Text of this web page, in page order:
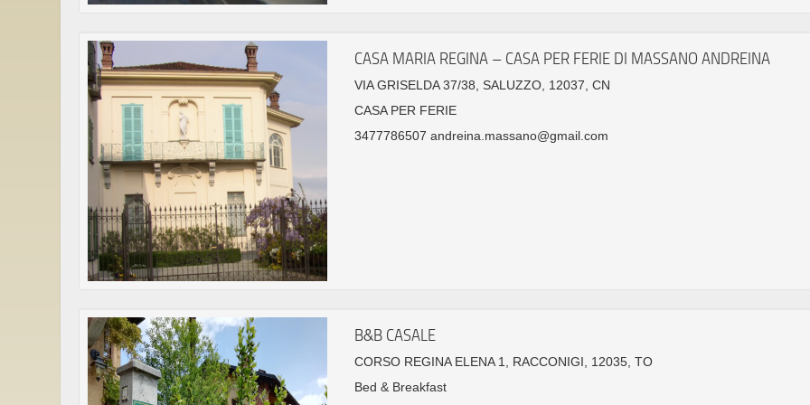
CASA MARIA REGINA – CASA PER FERIE DI MASSANO ANDREINA
VIA GRISELDA 37/38, SALUZZO, 12037, CN
CASA PER FERIE
3477786507 andreina.massano@gmail.com
B&B CASALE
CORSO REGINA ELENA 1, RACCONIGI, 12035, TO
Bed & Breakfast